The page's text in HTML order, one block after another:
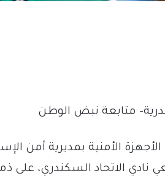
متابعة نبض الوطن
الأمنية بمديرية أمن
الاتحاد السكندري، على ذمة